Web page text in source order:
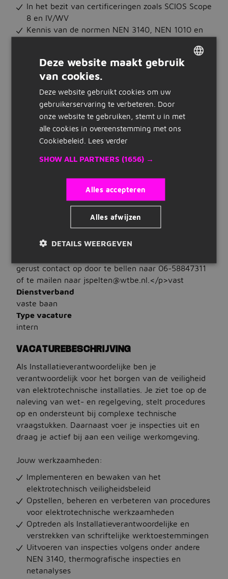
In het bezit van certificeringen zoals SCIOS Scope
8 en IV/WV
Kennis van de normen NEN 3140, NEN 1010 en
Goede communicatieve vaardigheden en een
zelfstandige, nauwkeurige werkhouding
Beschik je daarnaast over certificeringen voor Scope
9 t/m 12 of Stipel IV/WV? Dan is dat een mooie
aanvulling.
WAT WIJ BIEDEN
€ 4.000 tot € 5.500
32 tot 40 uur per week
&quot;Solliciteer&quot; button. Heb je toch nog
gerust contact op door te bellen naar 06-58847311
of te mailen naar jspelten@wtbe.nl.</p>vast
Dienstverband
vaste baan
Type vacature
intern
VACATUREBESCHRIJVING
Als Installatieverantwoordelijke ben je
verantwoordelijk voor het borgen van de veiligheid
van elektrotechnische installaties. Je ziet toe op de
naleving van wet- en regelgeving, stelt procedures
op en ondersteunt bij complexe technische
vraagstukken. Daarnaast voer je inspecties uit en
draag je actief bij aan een veilige werkomgeving.
Jouw werkzaamheden:
Implementeren en bewaken van het
elektrotechnisch veiligheidsbeleid
Opstellen, beheren en verbeteren van procedures
voor elektrotechnische werkzaamheden
Optreden als Installatieverantwoordelijke en
verstrekken van schriftelijke werktoestemmingen
Uitvoeren van inspecties volgens onder andere
NEN 3140, thermografische inspecties en
netanalyses
Snelle links
Inschrijven
Vacatures
Vacatures zoeken
Vacatures per locatie
Vacatures per dienstverband
Vacatures per opleidingsniveau
Jobbird
Kies een andere regio
Jobs Deutschland
Jobs United Kingdom
Help
Jobs at Jobbird.com
Algemene voorwaarden
Vacatures plaatsen
Deze website maakt gebruik
van cookies.
Deze website gebruikt cookies om uw
gebruikerservaring te verbeteren. Door
onze website te gebruiken, stemt u in met
alle cookies in overeenstemming met ons
Cookiebeleid. Lees verder
SHOW ALL PARTNERS (1656) →
Alles accepteren
Alles afwijzen
DETAILS WEERGEVEN